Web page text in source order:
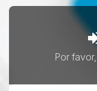
Por favor,